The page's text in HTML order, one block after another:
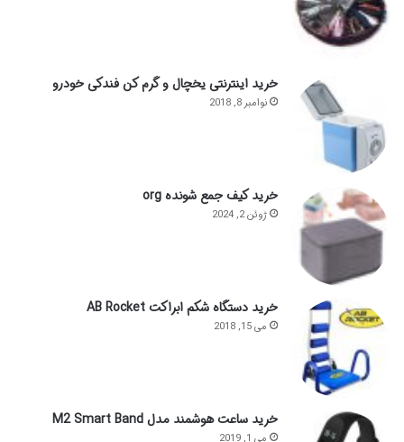
خرید اینترنتی یخچال و گرم کن فندکی خودرو
نوامبر 8, 2018
خرید کیف جمع شونده org
ژوئن 2, 2024
خرید دستگاه شکم ابراکت AB Rocket
می 15, 2018
خرید ساعت هوشمند مدل M2 Smart Band
می 1, 2019